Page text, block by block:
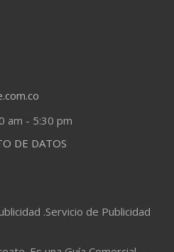
am - 5:30 pm
DE DATOS
.Servicio de Publicidad